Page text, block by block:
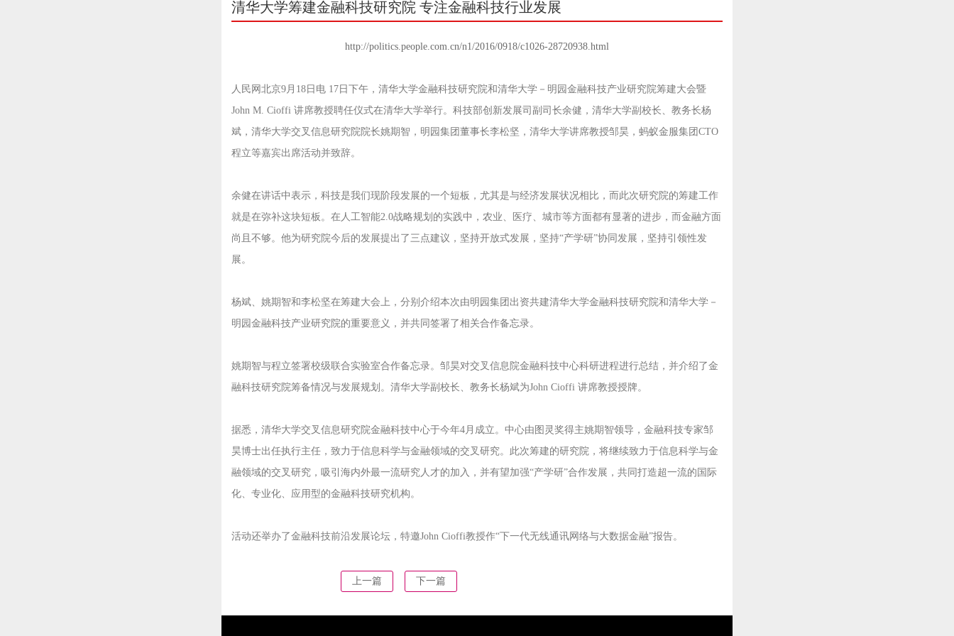
清华大学筹建金融科技研究院 专注金融科技行业发展
http://politics.people.com.cn/n1/2016/0918/c1026-28720938.html
人民网北京9月18日电 17日下午，清华大学金融科技研究院和清华大学－明园金融科技产业研究院筹建大会暨
John M. Cioffi 讲席教授聘任仪式在清华大学举行。科技部创新发展司副司长余健，清华大学副校长、教务长杨
斌，清华大学交叉信息研究院院长姚期智，明园集团董事长李松坚，清华大学讲席教授邹昊，蚂蚁金服集团CTO
程立等嘉宾出席活动并致辞。
余健在讲话中表示，科技是我们现阶段发展的一个短板，尤其是与经济发展状况相比，而此次研究院的筹建工作
就是在弥补这块短板。在人工智能2.0战略规划的实践中，农业、医疗、城市等方面都有显著的进步，而金融方面
尚且不够。他为研究院今后的发展提出了三点建议，坚持开放式发展，坚持“产学研”协同发展，坚持引领性发
展。
杨斌、姚期智和李松坚在筹建大会上，分别介绍本次由明园集团出资共建清华大学金融科技研究院和清华大学－
明园金融科技产业研究院的重要意义，并共同签署了相关合作备忘录。
姚期智与程立签署校级联合实验室合作备忘录。邹昊对交叉信息院金融科技中心科研进程进行总结，并介绍了金
融科技研究院筹备情况与发展规划。清华大学副校长、教务长杨斌为John Cioffi 讲席教授授牌。
据悉，清华大学交叉信息研究院金融科技中心于今年4月成立。中心由图灵奖得主姚期智领导，金融科技专家邹
昊博士出任执行主任，致力于信息科学与金融领域的交叉研究。此次筹建的研究院，将继续致力于信息科学与金
融领域的交叉研究，吸引海内外最一流研究人才的加入，并有望加强“产学研”合作发展，共同打造超一流的国际
化、专业化、应用型的金融科技研究机构。
活动还举办了金融科技前沿发展论坛，特邀John Cioffi教授作“下一代无线通讯网络与大数据金融”报告。
上一篇 下一篇